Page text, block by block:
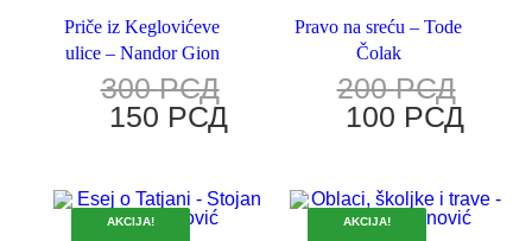
Priče iz Keglovićeve
ulice – Nandor Gion
300РСД
150 РСД
Pravo na sreću – Tode
Čolak
200РСД
100 РСД
AKCIJA! AKCIJA!